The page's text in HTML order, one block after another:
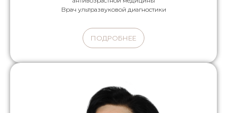
Врач ультразвуковой диагностики
ПОДРОБНЕЕ